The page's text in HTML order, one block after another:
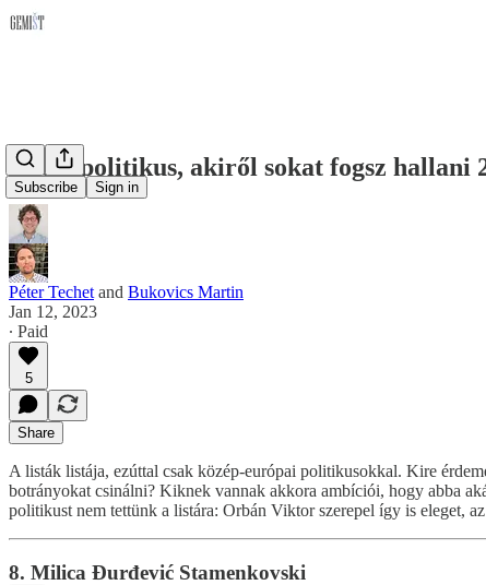
Subscribe Sign in
Nyolc politikus, akiről sokat fogsz hallani
Péter Techet and Bukovics Martin
Jan 12, 2023
∙ Paid
5
Share
A listák listája, ezúttal csak közép-európai politikusokkal. Kire
botrányokat csinálni? Kiknek vannak akkora ambíciói, hogy abba
politikust nem tettünk a listára: Orbán Viktor szerepel így is eleget,
8. Milica Đurđević Stamenkovski